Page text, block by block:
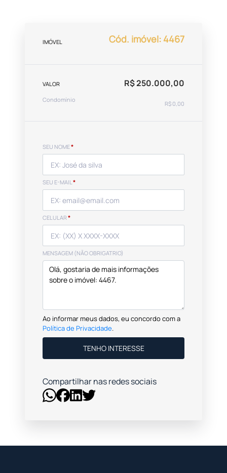
IMÓVEL Cód. imóvel: 4467
VALOR R$ 250.000,00
Condomínio
R$ 0,00
SEU NOME*
SEU E-MAIL*
CELULAR *
MENSAGEM (NÃO OBRIGATRIO)
Ao informar meus dados, eu concordo com a
Política de Privacidade.
TENHO INTERESSE
Compartilhar nas redes sociais